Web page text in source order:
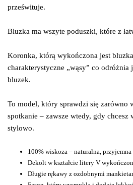
prześwituje.
Bluzka ma wszyte poduszki, które z
Koronka, którą wykończona jest
charakterystyczne „wąsy” co odróżnia
bluzek.
To model, który sprawdzi się zarówno
spotkanie – zawsze wtedy, gdy chcesz
stylowo.
100% wiskoza – naturalna,
Dekolt w kształcie litery V
Długie rękawy z ozdobnymi